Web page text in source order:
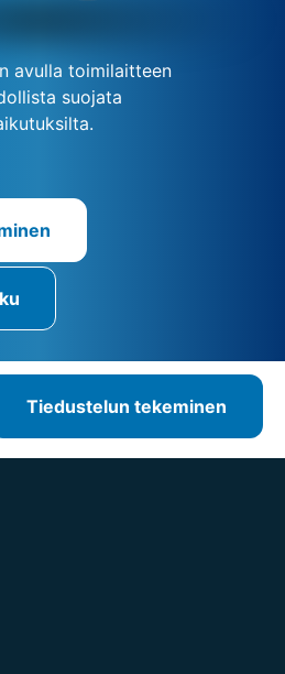
avulla toimilaitteen
suojata
Tiedustelun tekeminen